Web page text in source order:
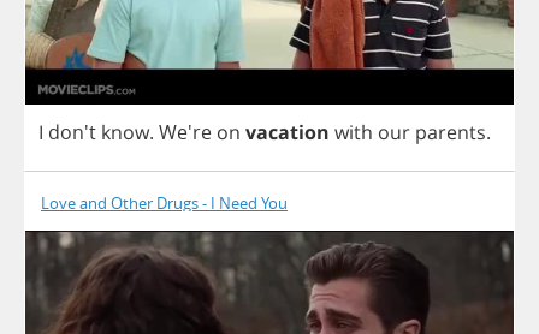
I don't know. We're on vacation with our parents.
Love and Other Drugs - I Need You